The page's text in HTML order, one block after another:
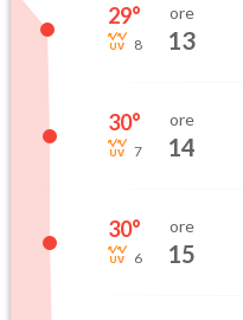
29°
8
ore
13
30°
7
ore
14
30°
6
ore
15